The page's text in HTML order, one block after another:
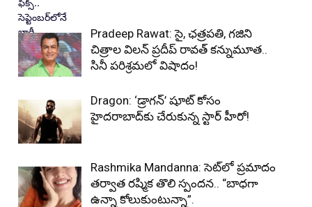
Pradeep Rawat: సై, ఛత్రపతి, గజిని
చిత్రాల విలన్ ప్రదీప్ రావత్ కన్నుమూత..
సినీ పరిశ్రమలో విషాదం!
Dragon: ‘డ్రాగన్’ షూట్ కోసం
హైదరాబాద్‌కు చేరుకున్న స్టార్ హీరో!
Rashmika Mandanna: సెట్‌లో ప్రమాదం
తర్వాత రష్మిక తొలి స్పందన.. “బాధగా
ఉన్నా కోలుకుంటున్నా”.